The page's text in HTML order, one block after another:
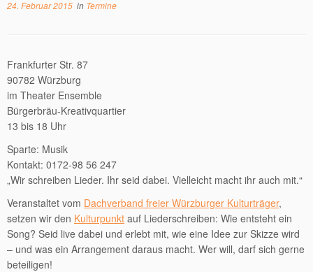
24. Februar 2015 in Termine
Frankfurter Str. 87
90782 Würzburg
im Theater Ensemble
Bürgerbräu-Kreativquartier
13 bis 18 Uhr
Sparte: Musik
Kontakt: 0172-98 56 247
„Wir schreiben Lieder. Ihr seid dabei. Vielleicht macht ihr auch mit.“
Veranstaltet vom Dachverband freier Würzburger Kulturträger,
setzen wir den Kulturpunkt auf Liederschreiben: Wie entsteht ein
Song? Seid live dabei und erlebt mit, wie eine Idee zur Skizze wird
– und was ein Arrangement daraus macht. Wer will, darf sich gerne
beteiligen!